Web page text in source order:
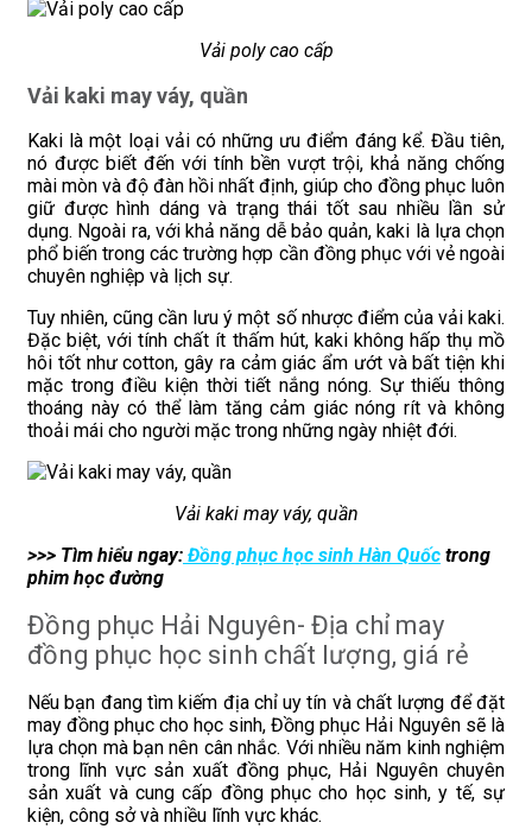
Vải poly cao cấp
Vải kaki may váy, quần
Kaki là một loại vải có những ưu điểm đáng kể. Đầu tiên,
nó được biết đến với tính bền vượt trội, khả năng chống
mài mòn và độ đàn hồi nhất định, giúp cho đồng phục luôn
giữ được hình dáng và trạng thái tốt sau nhiều lần sử
dụng. Ngoài ra, với khả năng dễ bảo quản, kaki là lựa chọn
phổ biến trong các trường hợp cần đồng phục với vẻ ngoài
chuyên nghiệp và lịch sự.
Tuy nhiên, cũng cần lưu ý một số nhược điểm của vải kaki.
Đặc biệt, với tính chất ít thấm hút, kaki không hấp thụ mồ
hôi tốt như cotton, gây ra cảm giác ẩm ướt và bất tiện khi
mặc trong điều kiện thời tiết nắng nóng. Sự thiếu thông
thoáng này có thể làm tăng cảm giác nóng rít và không
thoải mái cho người mặc trong những ngày nhiệt đới.
Vải kaki may váy, quần
>>> Tìm hiểu ngay: Đồng phục học sinh Hàn Quốc trong
phim học đường
Đồng phục Hải Nguyên- Địa chỉ may
đồng phục học sinh chất lượng, giá rẻ
Nếu bạn đang tìm kiếm địa chỉ uy tín và chất lượng để đặt
may đồng phục cho học sinh, Đồng phục Hải Nguyên sẽ là
lựa chọn mà bạn nên cân nhắc. Với nhiều năm kinh nghiệm
trong lĩnh vực sản xuất đồng phục, Hải Nguyên chuyên
sản xuất và cung cấp đồng phục cho học sinh, y tế, sự
kiện, công sở và nhiều lĩnh vực khác.